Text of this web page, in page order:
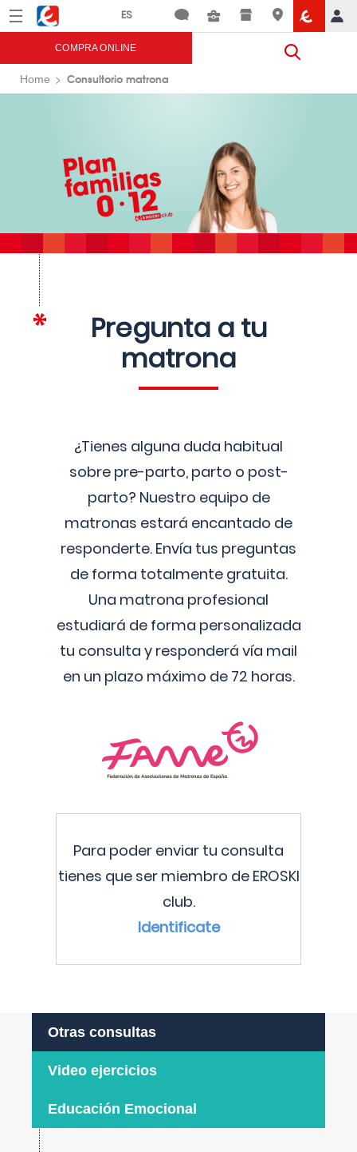
Menú Eroski
COMPRA ONLINE
Home Consultorio matrona
Pregunta a tu
matrona
¿Tienes alguna duda habitual
sobre pre-parto, parto o post-
parto? Nuestro equipo de
matronas estará encantado de
responderte. Envía tus preguntas
de forma totalmente gratuita.
Una matrona profesional
estudiará de forma personalizada
tu consulta y responderá vía mail
en un plazo máximo de 72 horas.
Para poder enviar tu consulta
tienes que ser miembro de EROSKI
club.
Identificate
Otras consultas
Video ejercicios
Educación Emocional